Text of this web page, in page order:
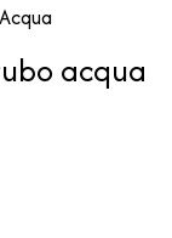
Acqua
acqua